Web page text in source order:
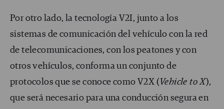
Por otro lado, la tecnología V2I, junto a los
sistemas de comunicación del vehículo con la red
de telecomunicaciones, con los peatones y con
otros vehículos, conforma un conjunto de
protocolos que se conoce como V2X ( Vehicle to X ),
que será necesario para una conducción segura en